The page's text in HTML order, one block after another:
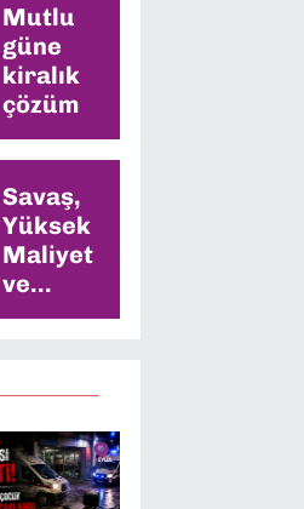
Mutlu
güne
kiralık
çözüm
Savaş,
Yüksek
Maliyet
ve
Müşteri
Vurdu